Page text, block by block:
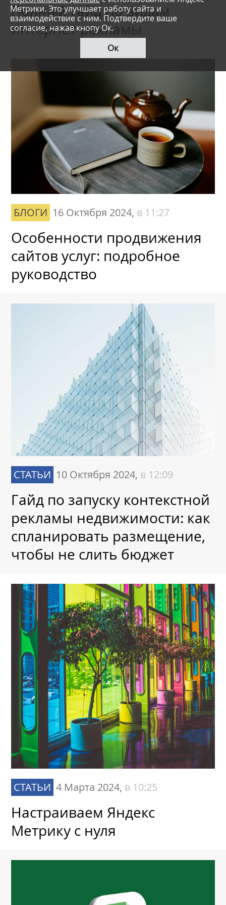
Полный гайд по видам
интернет-рекламы
БЛОГИ 16 Октября 2024, в 11:27
Особенности продвижения
сайтов услуг: подробное
руководство
СТАТЬИ 10 Октября 2024, в 12:09
Гайд по запуску контекстной
рекламы недвижимости: как
спланировать размещение,
чтобы не слить бюджет
СТАТЬИ 4 Марта 2024, в 10:25
Настраиваем Яндекс
Метрику с нуля
Метрики. Это улучшает работу сайта и
взаимодействие с ним. Подтвердите ваше
согласие, нажав кнопу Ок.
Ок